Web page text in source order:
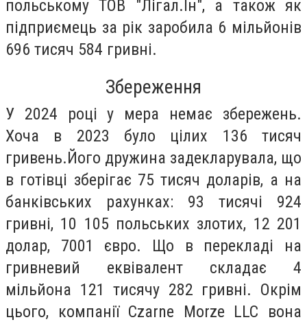
польському ТОВ "Лігал.Ін", а також як
підприємець за рік заробила 6 мільйонів
696 тисяч 584 гривні.
Збереження
У 2024 році у мера немає збережень.
Хоча в 2023 було цілих 136 тисяч
гривень.Його дружина задекларувала, що
в готівці зберігає 75 тисяч доларів, а на
банківських рахунках: 93 тисячі 924
гривні, 10 105 польських злотих, 12 201
долар, 7001 євро. Що в перекладі на
гривневий еквівалент складає 4
мільйона 121 тисячу 282 гривні. Окрім
цього, компанії Czarne Morze LLC вона